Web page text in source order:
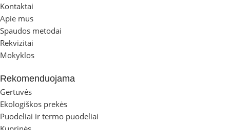
Kontaktai
Apie mus
Spaudos metodai
Rekvizitai
Mokyklos
Rekomenduojama
Gertuvės
Ekologiškos prekės
Puodeliai ir termo puodeliai